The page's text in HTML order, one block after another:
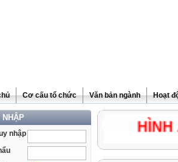
Cơ cấu tổ chức Văn bản ngành Hoạt
NHẬP
nhập
HÌNH